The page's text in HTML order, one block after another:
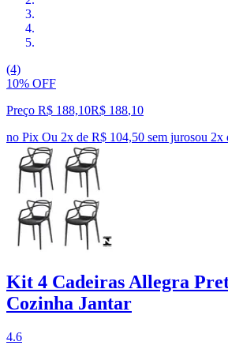
(4)
10% OFF
Preço R$ 188,10R$ 188,10
no Pix Ou 2x de R$ 104,50 sem jurosou 2x
Kit 4 Cadeiras Allegra
Cozinha Jantar
4.6